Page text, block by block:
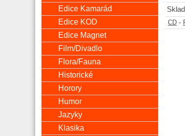
CD -
Edice Kamarád
Edice KOD
Edice Magnet
Film/Divadlo
Flora/Fauna
Historické
Horory
Humor
Jazyky
Klasika